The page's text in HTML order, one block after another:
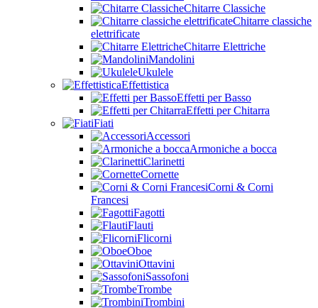
Chitarre Classiche
Chitarre classiche
elettrificate
Chitarre Elettriche
Mandolini
Ukulele
Effettistica
Effetti per Basso
Effetti per Chitarra
Fiati
Accessori
Armoniche a bocca
Clarinetti
Cornette
Corni & Corni
Francesi
Fagotti
Flauti
Flicorni
Oboe
Ottavini
Sassofoni
Trombe
Trombini